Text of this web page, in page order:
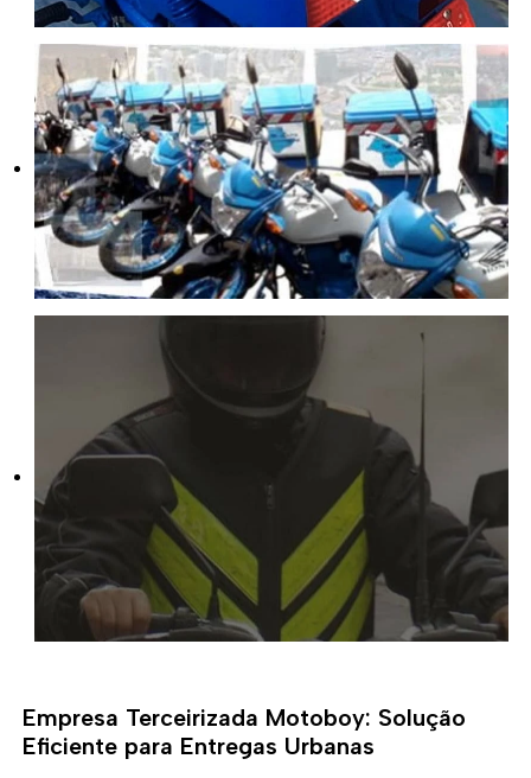
Empresa Terceirizada Motoboy: Solução
Eficiente para Entregas Urbanas